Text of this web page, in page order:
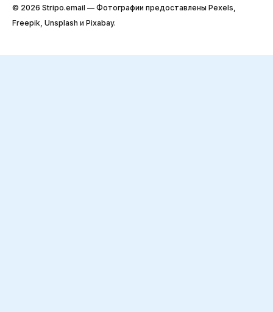
© 2026 Stripо.email — Фотографии предоставлены Pexels,
Freepik, Unsplash и Pixabay.